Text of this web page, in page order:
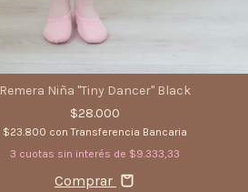
Remera Niña "Tiny Dancer" Black
$28.000
$23.800 con Transferencia Bancaria
3 cuotas sin interés de $9.333,33
Comprar